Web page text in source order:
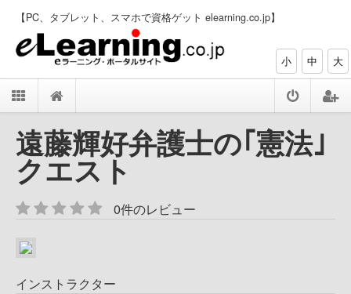
【PC、タブレット、スマホで資格ゲット elearning.co.jp】
小 中 大
遠藤輝好弁護士の｢憲法｣
クエスト
0件のレビュー
インストラクター